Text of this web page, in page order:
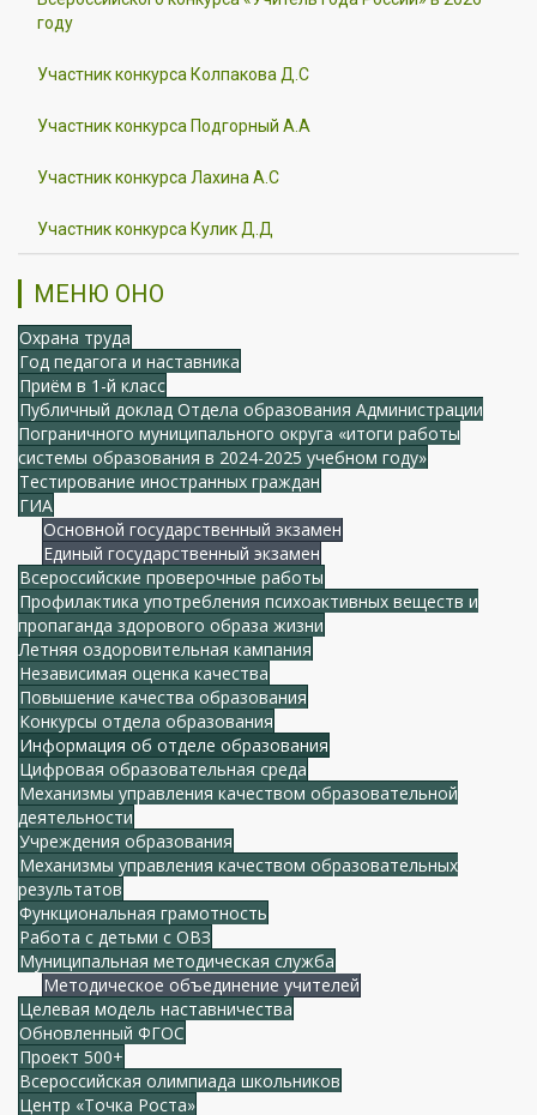
году
Участник конкурса Колпакова Д.С
Участник конкурса Подгорный А.А
Участник конкурса Лахина А.С
Участник конкурса Кулик Д.Д
МЕНЮ ОНО
Охрана труда
Год педагога и наставника
Приём в 1-й класс
Публичный доклад Отдела образования Администрации
Пограничного муниципального округа «итоги работы
системы образования в 2024-2025 учебном году»
Тестирование иностранных граждан
ГИА
Основной государственный экзамен
Единый государственный экзамен
Всероссийские проверочные работы
Профилактика употребления психоактивных веществ и
пропаганда здорового образа жизни
Летняя оздоровительная кампания
Независимая оценка качества
Повышение качества образования
Конкурсы отдела образования
Информация об отделе образования
Цифровая образовательная среда
Механизмы управления качеством образовательной
деятельности
Учреждения образования
Механизмы управления качеством образовательных
результатов
Функциональная грамотность
Работа с детьми с ОВЗ
Муниципальная методическая служба
Методическое объединение учителей
Целевая модель наставничества
Обновленный ФГОС
Проект 500+
Всероссийская олимпиада школьников
Центр «Точка Роста»